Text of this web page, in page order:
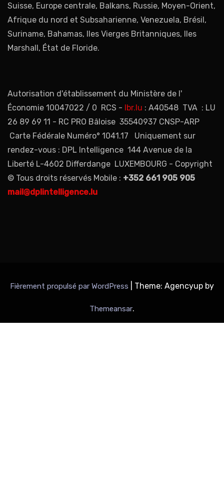
Suisse, Europe centrale, Balkans, Russie, Moyen-Orient,
Afrique du nord et Subsaharienne, Venezuela, Brésil,
Suriname, Bahamas, Iles Vierges Britanniques, Iles
Marshall, État de Floride.
Autorisation d'établissement du Ministère de l'
Économie 10047022 / 0 RCS - lbr.lu : A40548 TVA : LU
26 89 69 11 - RC PRO Bâloise 35540937 CNSP-ARP
Carte Fédérale Numéro° 1041.17 Uniquement sur
rendez-vous : DPL Intelligence 144 Avenue de la
Liberté L-4602 Differdange LUXEMBOURG - Copyright
© Tous droits réservés Mobile : +352 661 905 905
mail@dplintelligence.lu
Fièrement propulsé par WordPress Theme: Agencyup by
Themeansar.